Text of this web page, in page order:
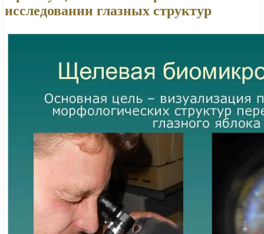
исследовании глазных структур